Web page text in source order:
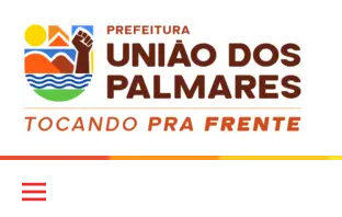
para
conteúdo
Diário Oficial